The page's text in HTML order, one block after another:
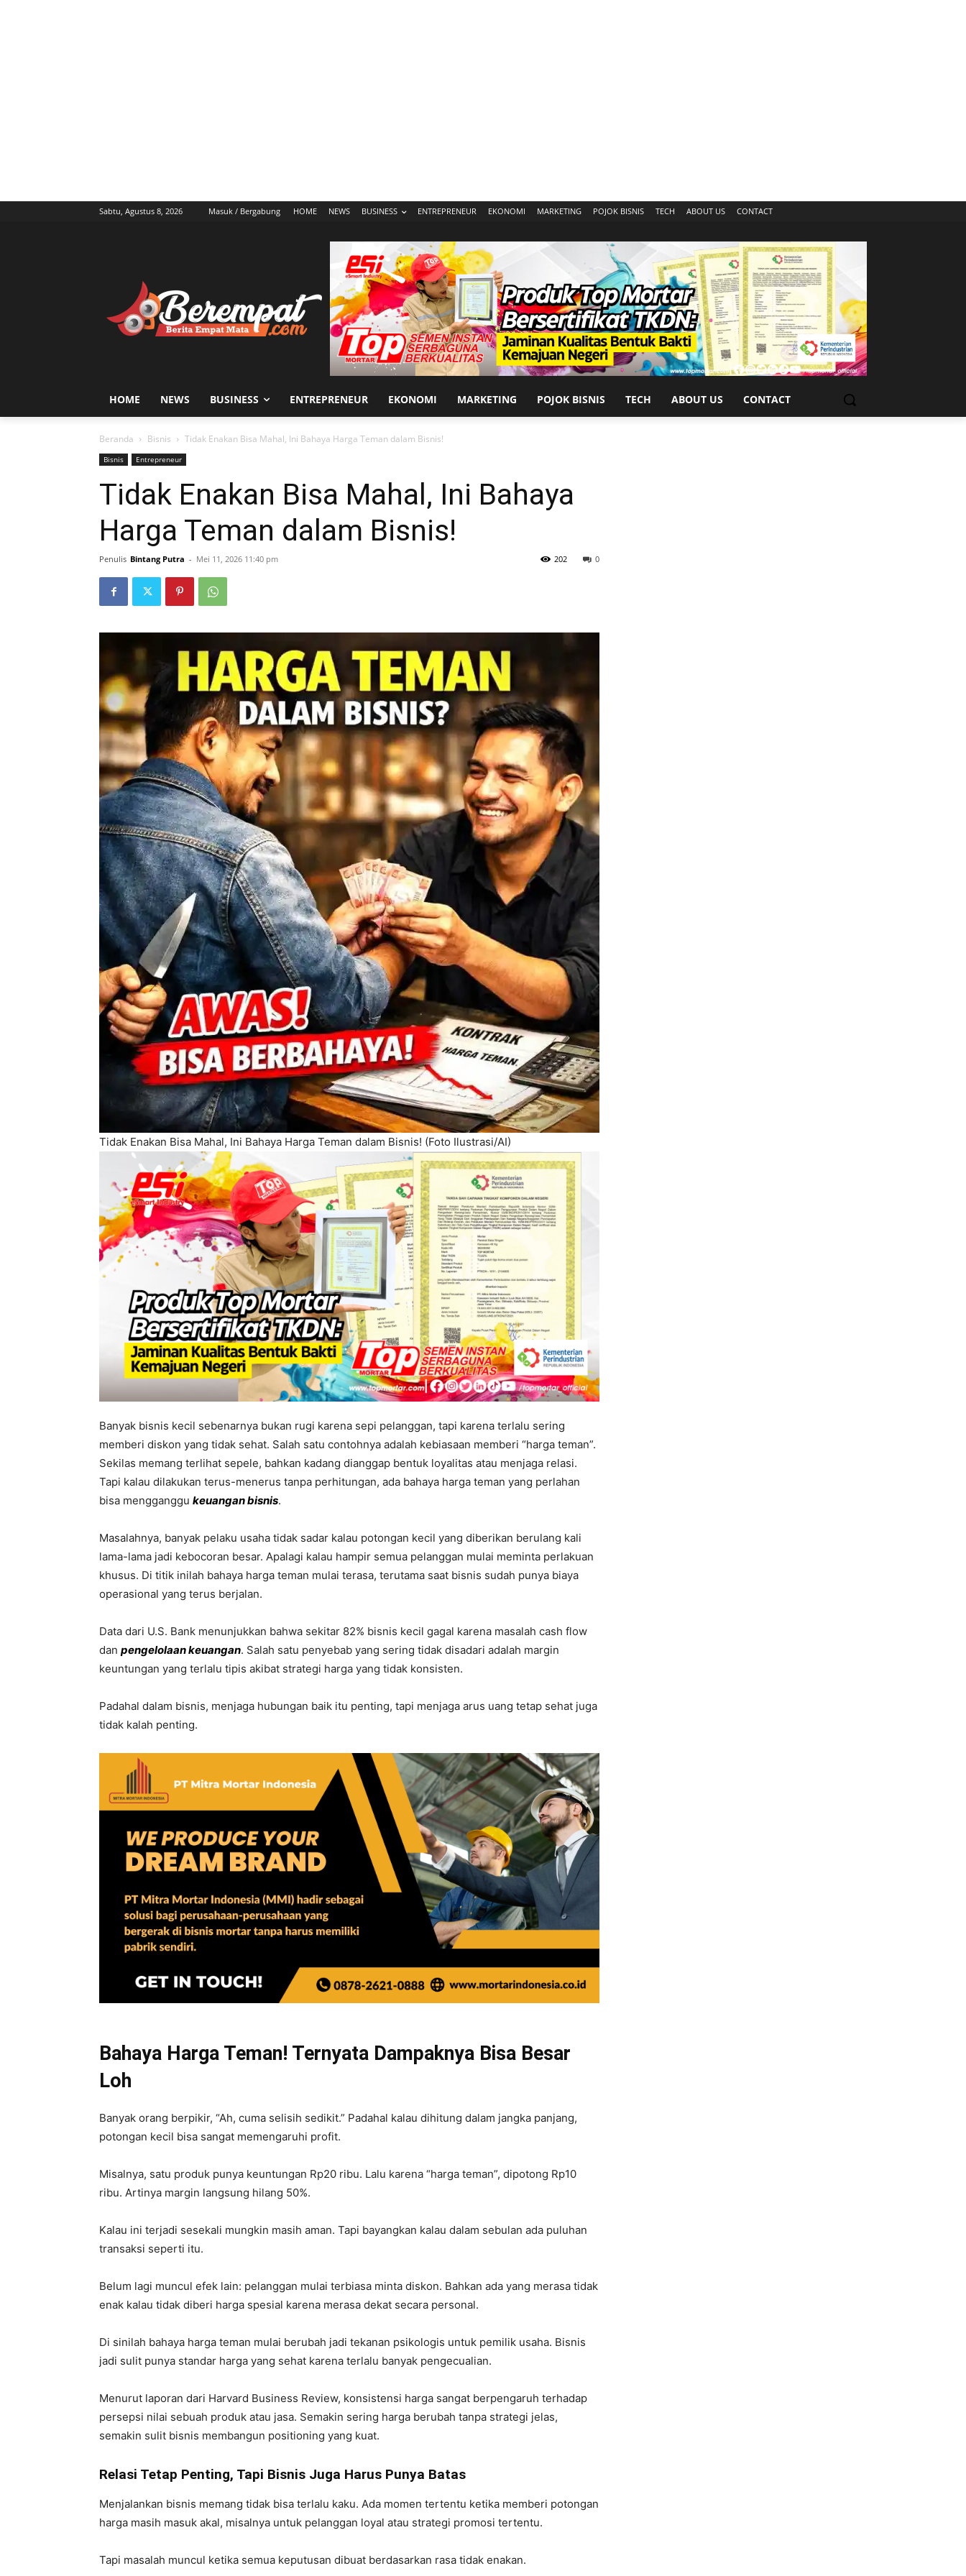
Sabtu, Agustus 8, 2026 Masuk / Bergabung HOME NEWS BUSINESS ENTREPRENEUR EKONOMI MARKETING POJOK BISNIS TECH ABOUT US CONTACT
HOME NEWS BUSINESS ENTREPRENEUR EKONOMI MARKETING POJOK BISNIS TECH ABOUT US CONTACT
Beranda Bisnis Tidak Enakan Bisa Mahal, Ini Bahaya Harga Teman dalam Bisnis!
Bisnis Entrepreneur
Tidak Enakan Bisa Mahal, Ini Bahaya
Harga Teman dalam Bisnis!
Penulis Bintang Putra - Mei 11, 2026 11:40 pm 0
202
Tidak Enakan Bisa Mahal, Ini Bahaya Harga Teman dalam Bisnis! (Foto Ilustrasi/AI)
Banyak bisnis kecil sebenarnya bukan rugi karena sepi pelanggan, tapi karena terlalu sering
memberi diskon yang tidak sehat. Salah satu contohnya adalah kebiasaan memberi “harga teman”.
Sekilas memang terlihat sepele, bahkan kadang dianggap bentuk loyalitas atau menjaga relasi.
Tapi kalau dilakukan terus-menerus tanpa perhitungan, ada bahaya harga teman yang perlahan
bisa mengganggu keuangan bisnis.
Masalahnya, banyak pelaku usaha tidak sadar kalau potongan kecil yang diberikan berulang kali
lama-lama jadi kebocoran besar. Apalagi kalau hampir semua pelanggan mulai meminta perlakuan
khusus. Di titik inilah bahaya harga teman mulai terasa, terutama saat bisnis sudah punya biaya
operasional yang terus berjalan.
Data dari U.S. Bank menunjukkan bahwa sekitar 82% bisnis kecil gagal karena masalah cash flow
dan pengelolaan keuangan. Salah satu penyebab yang sering tidak disadari adalah margin
keuntungan yang terlalu tipis akibat strategi harga yang tidak konsisten.
Padahal dalam bisnis, menjaga hubungan baik itu penting, tapi menjaga arus uang tetap sehat juga
tidak kalah penting.
Bahaya Harga Teman! Ternyata Dampaknya Bisa Besar
Loh
Banyak orang berpikir, “Ah, cuma selisih sedikit.” Padahal kalau dihitung dalam jangka panjang,
potongan kecil bisa sangat memengaruhi profit.
Misalnya, satu produk punya keuntungan Rp20 ribu. Lalu karena “harga teman”, dipotong Rp10
ribu. Artinya margin langsung hilang 50%.
Kalau ini terjadi sesekali mungkin masih aman. Tapi bayangkan kalau dalam sebulan ada puluhan
transaksi seperti itu.
Belum lagi muncul efek lain: pelanggan mulai terbiasa minta diskon. Bahkan ada yang merasa tidak
enak kalau tidak diberi harga spesial karena merasa dekat secara personal.
Di sinilah bahaya harga teman mulai berubah jadi tekanan psikologis untuk pemilik usaha. Bisnis
jadi sulit punya standar harga yang sehat karena terlalu banyak pengecualian.
Menurut laporan dari Harvard Business Review, konsistensi harga sangat berpengaruh terhadap
persepsi nilai sebuah produk atau jasa. Semakin sering harga berubah tanpa strategi jelas,
semakin sulit bisnis membangun positioning yang kuat.
Relasi Tetap Penting, Tapi Bisnis Juga Harus Punya Batas
Menjalankan bisnis memang tidak bisa terlalu kaku. Ada momen tertentu ketika memberi potongan
harga masih masuk akal, misalnya untuk pelanggan loyal atau strategi promosi tertentu.
Tapi masalah muncul ketika semua keputusan dibuat berdasarkan rasa tidak enakan.